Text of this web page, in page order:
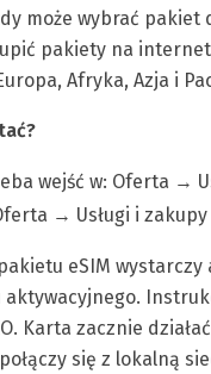
może wybrać pakiet
pakiety na
Afryka, Azja i
wejść w: Oferta →
→ Usługi i
eSIM
aktywacyjnego.
Karta zacznie
się z lokalną